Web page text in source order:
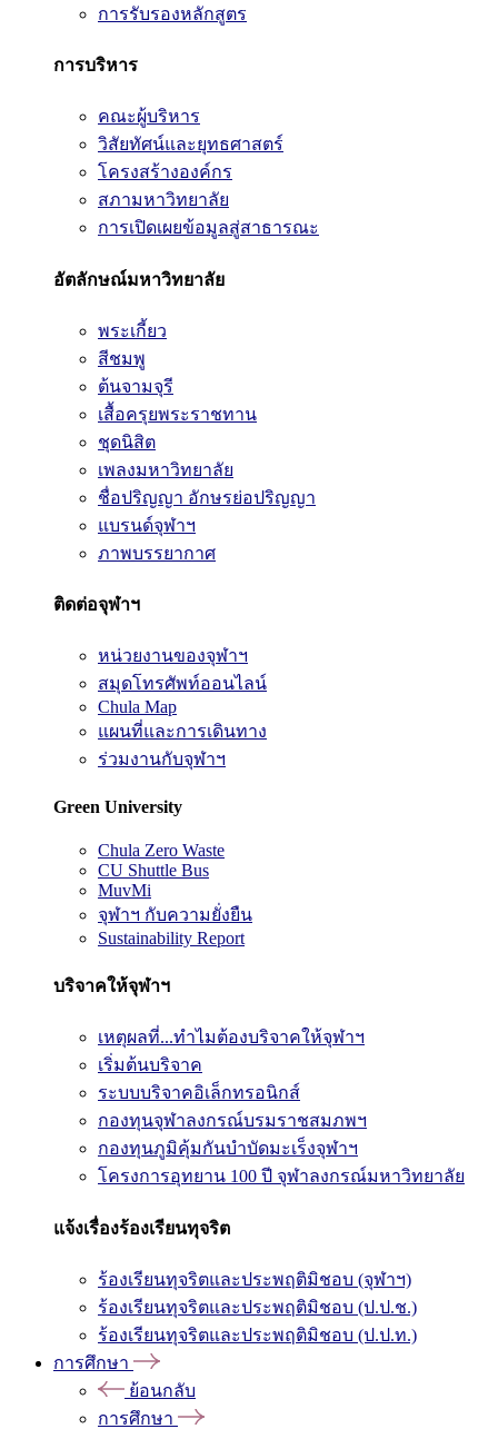
การรับรองหลักสูตร
การบริหาร
คณะผู้บริหาร
วิสัยทัศน์และยุทธศาสตร์
โครงสร้างองค์กร
สภามหาวิทยาลัย
การเปิดเผยข้อมูลสู่สาธารณะ
อัตลักษณ์มหาวิทยาลัย
พระเกี้ยว
สีชมพู
ต้นจามจุรี
เสื้อครุยพระราชทาน
ชุดนิสิต
เพลงมหาวิทยาลัย
ชื่อปริญญา อักษรย่อปริญญา
แบรนด์จุฬาฯ
ภาพบรรยากาศ
ติดต่อจุฬาฯ
หน่วยงานของจุฬาฯ
สมุดโทรศัพท์ออนไลน์
Chula Map
แผนที่และการเดินทาง
ร่วมงานกับจุฬาฯ
Green University
Chula Zero Waste
CU Shuttle Bus
MuvMi
จุฬาฯ กับความยั่งยืน
Sustainability Report
บริจาคให้จุฬาฯ
เหตุผลที่...ทำไมต้องบริจาคให้จุฬาฯ
เริ่มต้นบริจาค
ระบบบริจาคอิเล็กทรอนิกส์
กองทุนจุฬาลงกรณ์บรมราชสมภพฯ
กองทุนภูมิคุ้มกันบำบัดมะเร็งจุฬาฯ
โครงการอุทยาน 100 ปี จุฬาลงกรณ์มหาวิทยาลัย
แจ้งเรื่องร้องเรียนทุจริต
ร้องเรียนทุจริตและประพฤติมิชอบ (จุฬาฯ)
ร้องเรียนทุจริตและประพฤติมิชอบ (ป.ป.ช.)
ร้องเรียนทุจริตและประพฤติมิชอบ (ป.ป.ท.)
การศึกษา
ย้อนกลับ
การศึกษา